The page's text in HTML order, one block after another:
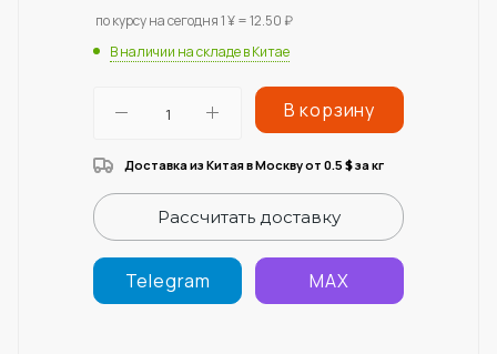
по курсу на сегодня 1 ¥ = 12.50 ₽
В наличии на складе в Китае
В корзину
Доставка из Китая в Москву от 0.5 $за кг
Рассчитать доставку
Telegram MAX